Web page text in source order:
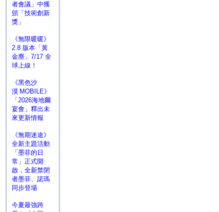
者會議」中獲
頒「技術創新
獎」
《無限暖暖》
2.8 版本「黃
金塵」7/17 全
球上線！
《黑色沙
漠 MOBILE》
「2026海地爾
宴會」釋出未
來更新情報
《無期迷途》
全新主題活動
「墨菲的日
常」正式開
啟，全新禁閉
者墨菲、諾瑪
同步登場
今夏最強跨